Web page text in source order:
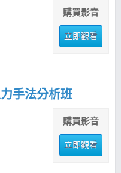
購買影音
立即觀看
手法分析班
購買影音
立即觀看